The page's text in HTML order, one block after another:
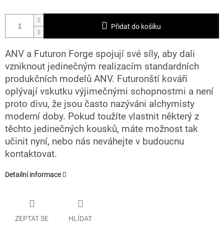
Přidat do košíku
ANV a Futuron Forge spojují své síly, aby dali
vzniknout jedinečným realizacím standardních
produkčních modelů ANV. Futuronští kováři
oplývají vskutku výjimečnými schopnostmi a není
proto divu, že jsou často nazýváni alchymisty
moderní doby. Pokud toužíte vlastnit některý z
těchto jedinečných kousků, máte možnost tak
učinit nyní, nebo nás neváhejte v budoucnu
kontaktovat.
Detailní informace
ZEPTAT SE HLÍDAT